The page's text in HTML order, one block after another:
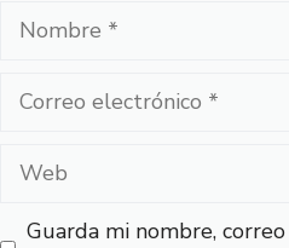
Nombre
Correo
Web
Guarda mi nombre,